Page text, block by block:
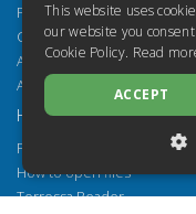
Privacy Policy
Cookie Policy
Accessibility
Accessibility Conformance
HELP
FAQ
How to open files
Torrossa Reader
This website uses
our website you
Cookie Policy. Read
ACCEPT